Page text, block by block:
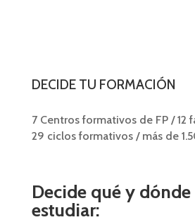
DECIDE TU FORMACIÓN
7 Centros formativos de FP / 12
29 ciclos formativos / más de
Decide qué y
estudiar: